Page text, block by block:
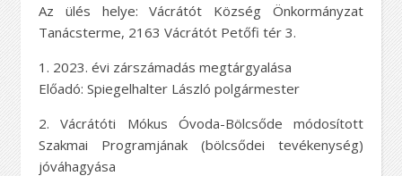
Az ülés helye: Vácrátót Község Önkormányzat
Tanácsterme, 2163 Vácrátót Petőfi tér 3.
1. 2023. évi zárszámadás megtárgyalása
Előadó: Spiegelhalter László polgármester
2. Vácrátóti Mókus Óvoda-Bölcsőde módosított
Szakmai Programjának (bölcsődei tevékenység)
jóváhagyása